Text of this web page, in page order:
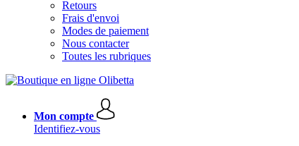
Retours
Frais d'envoi
Modes de paiement
Nous contacter
Toutes les rubriques
Mon compte
Identifiez-vous